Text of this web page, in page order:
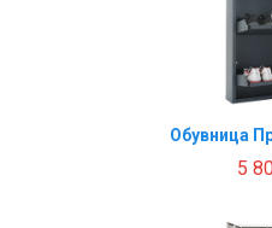
Обувница
5